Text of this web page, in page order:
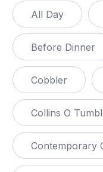
All Day
Before Dinner
Cobbler
Collins O
Contemporary